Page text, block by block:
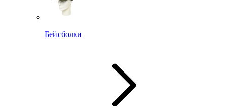
Бейсболки